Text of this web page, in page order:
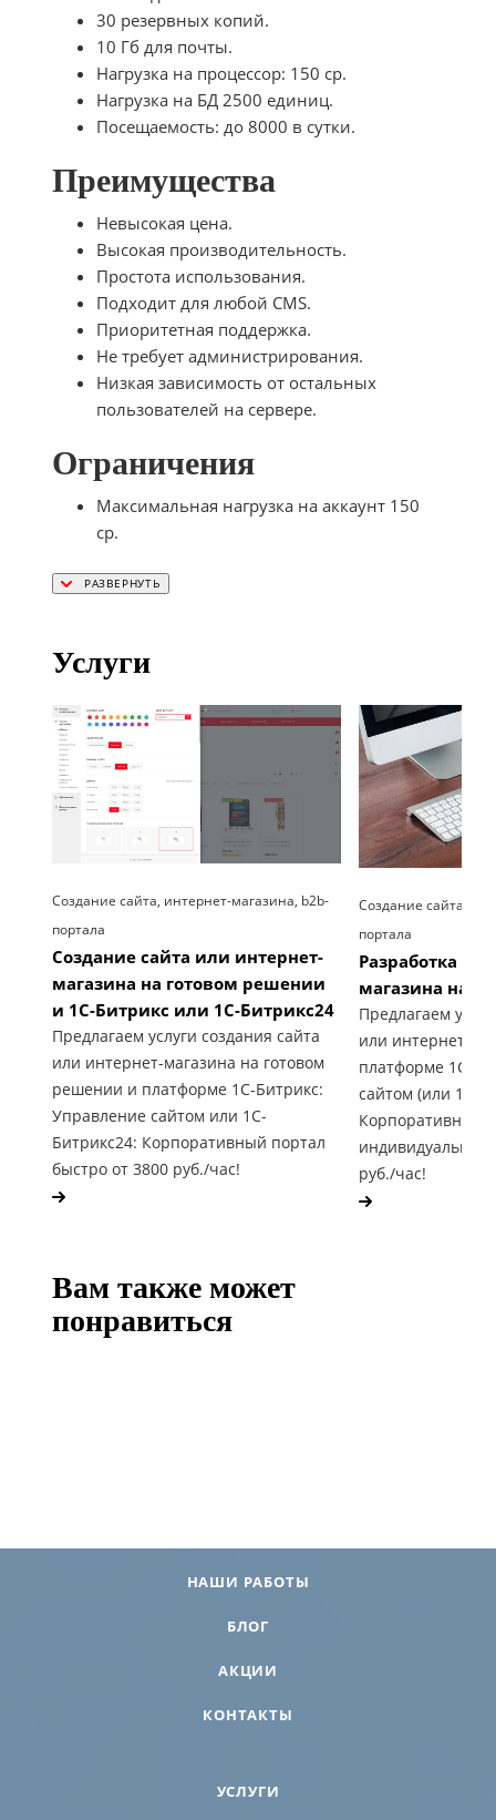
30 резервных копий.
10 Гб для почты.
Нагрузка на процессор: 150 cp.
Нагрузка на БД 2500 единиц.
Посещаемость: до 8000 в сутки.
Преимущества
Невысокая цена.
Высокая производительность.
Простота использования.
Подходит для любой CMS.
Приоритетная поддержка.
Не требует администрирования.
Низкая зависимость от остальных
пользователей на сервере.
Ограничения
Максимальная нагрузка на аккаунт 150
cp.
Услуги
Создание сайта, интернет-магазина, b2b-
портала
Создание сайта или интернет-
магазина на готовом решении
и 1С-Битрикс или 1С-Битрикс24
Предлагаем услуги создания сайта
или интернет-магазина на готовом
решении и платформе 1С-Битрикс:
Управление сайтом или 1С-
Битрикс24: Корпоративный портал
быстро от 3800 руб./час!
Создание сайта,
портала
Разработка
магазина на
Предлагаем
или интернет-
платформе 1С-
сайтом (или 1С-
Корпоративный
индивидуальные
руб./час!
Вам также может
понравиться
НАШИ РАБОТЫ
БЛОГ
АКЦИИ
КОНТАКТЫ
УСЛУГИ